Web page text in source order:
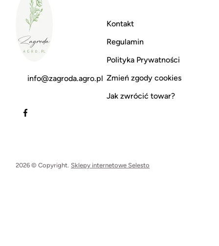
info@zagroda.agro.pl
Kontakt
Regulamin
Polityka Prywatności
Zmień zgody cookies
Jak zwrócić towar?
2026 © Copyright. Sklepy internetowe Selesto